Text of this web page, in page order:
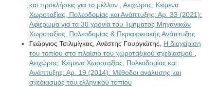
και προκλήσεις για το μέλλον
Αειχώρος: Κείμενα
Χωροταξίας, Πολεοδομίας και Ανάπτυξης: Αρ. 33 (2021):
Αφιέρωμα για τα 30 χρόνια του Τμήματος Μηχανικών
Χωροταξίας, Πολεοδομίας & Περιφερειακής Ανάπτυξης
Γεώργιος Τσιλιμίγκας, Ανέστης Γουργιώτης, Η διαχείριση
του τοπίου στο πλαίσιο του χωροταξικού σχεδιασμού
Αειχώρος: Κείμενα Χωροταξίας, Πολεοδομίας και
Ανάπτυξης: Αρ. 19 (2014): Μέθοδοι ανάλυσης και
σχεδιασμός του ελληνικού τοπίου